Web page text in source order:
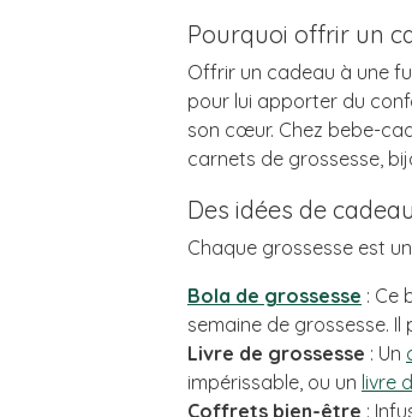
Pourquoi offrir un
Offrir un cadeau à une
pour lui apporter du
son cœur. Chez bebe-
carnets de grossesse,
Des idées de
Chaque grossesse est
Bola de grossesse : Ce
semaine de grossesse.
Livre de grossesse : Un
impérissable, ou un livre
Coffrets bien-être :